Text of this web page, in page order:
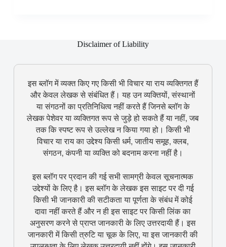
Disclaimer of Liability
इस ब्लॉग में व्यक्त किए गए किसी भी विचार या राय व्यक्तिगत हैं
और केवल लेखक से संबंधित हैं। यह उन व्यक्तियों, संस्थानों
या संगठनों का प्रतिनिधित्व नहीं करते हैं जिनसे ब्लॉग के
लेखक पेशेवर या व्यक्तिगत रूप से जुड़े हो सकते हैं या नहीं, जब
तक कि स्पष्ट रूप से उल्लेख न किया गया हो। किसी भी
विचार या राय का उद्देश्य किसी धर्म, जातीय समूह, क्लब,
संगठन, कंपनी या व्यक्ति को बदनाम करना नहीं है।
इस ब्लॉग पर प्रदान की गई सभी सामग्री केवल सूचनात्मक
उद्देश्यों के लिए है। इस ब्लॉग के लेखक इस साइट पर दी गई
किसी भी जानकारी की सटीकता या पूर्णता के संबंध में कोई
दावा नहीं करते हैं और न ही इस साइट पर किसी लिंक का
अनुसरण करने से प्राप्त जानकारी के लिए उत्तरदायी हैं। इस
जानकारी में किसी त्रुटि या चूक के लिए, या इस जानकारी की